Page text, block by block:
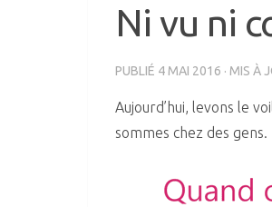
Ni vu ni
PUBLIÉ 4 MAI 2016 · MIS À
Aujourd’hui, levons le
sommes chez des gens.